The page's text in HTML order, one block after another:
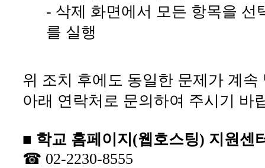
- 삭제 화면에서 모든 항목을 선
를 실행
위 조치 후에도 동일한 문제가 계속
아래 연락처로 문의하여 주시기 바
■ 학교 홈페이지(웹호스팅) 지원센
☎ 02-2230-8555